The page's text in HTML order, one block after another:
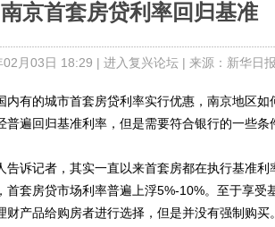
南京首套房贷利率回归基准
月03日 18:29 | 进入复兴论坛| 来源：新华日
有的城市首套房贷利率实行优惠，南京地区如
遍回归基准利率，但是需要符合银行的一些条
诉记者，其实一直以来首套房都在执行基准利
首套房贷市场利率普遍上浮5%-10%。至于享受
财产品给购房者进行选择，但是并没有强制购